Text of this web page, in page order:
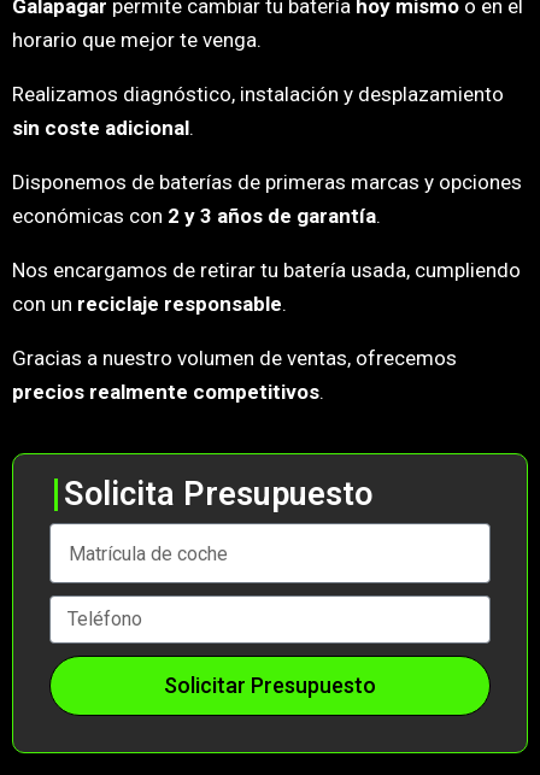
Solicita Presupuesto
Solicitar Presupuesto
Galapagar permite cambiar tu batería hoy mismo o en el
horario que mejor te venga.
Realizamos diagnóstico, instalación y desplazamiento
sin coste adicional.
Disponemos de baterías de primeras marcas y opciones
económicas con 2 y 3 años de garantía.
Nos encargamos de retirar tu batería usada, cumpliendo
con un reciclaje responsable.
Gracias a nuestro volumen de ventas, ofrecemos
precios realmente competitivos.